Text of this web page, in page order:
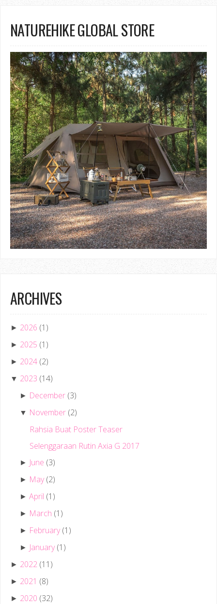
NATUREHIKE GLOBAL STORE
ARCHIVES
► 2026 (1)
► 2025 (1)
► 2024 (2)
▼ 2023 (14)
► December (3)
▼ November (2)
Rahsia Buat Poster Teaser
Selenggaraan Rutin Axia G 2017
► June (3)
► May (2)
►April (1)
► March (1)
► February (1)
► January (1)
► 2022 (11)
► 2021 (8)
► 2020 (32)